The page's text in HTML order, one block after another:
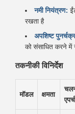
नमी नियंत्रण:
रखता है
अपशिष्ट
को संसाधित करने में
तकनीकी विनिर्देश
मॉडल क्षमता